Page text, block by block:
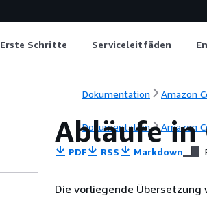
Erste Schritte Serviceleitfäden
Dokumentation Amazon
Dokumentation Amazon
Abläufe in
PDF RSS Markdown
Die vorliegende